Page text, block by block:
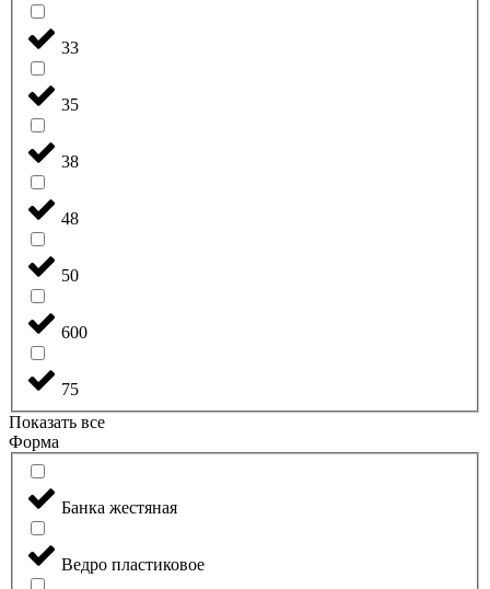
33
35
38
48
50
600
75
Показать все
Форма
Банка жестяная
Ведро пластиковое